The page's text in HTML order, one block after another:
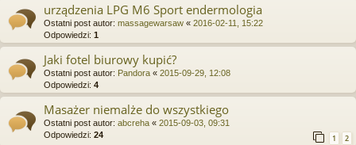
urządzenia LPG M6 Sport endermologia
Ostatni post autor: massagewarsaw « 2016-02-11, 15:22
Odpowiedzi: 1
Jaki fotel biurowy kupić?
Ostatni post autor: Pandora « 2015-09-29, 12:08
Odpowiedzi: 4
Masażer niemalże do wszystkiego
Ostatni post autor: abcreha « 2015-09-03, 09:31
Odpowiedzi: 24 1 2